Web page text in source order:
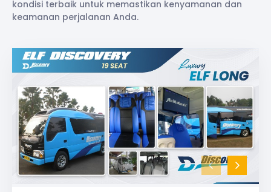
kondisi terbaik untuk memastikan kenyamanan dan
keamanan perjalanan Anda.